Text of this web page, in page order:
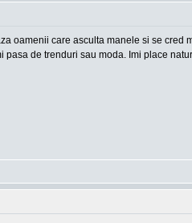
oamenii care asculta manele si se cred
de trenduri sau moda. Imi place